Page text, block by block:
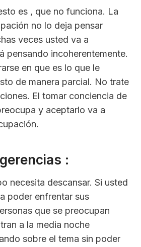
es , que no funciona. La
no lo deja pensar
veces usted va a
pensando incoherentemente.
en que es lo que le
de manera parcial. No trate
El tomar conciencia de
y aceptarlo va a
:
necesita descansar. Si usted
poder enfrentar sus
que se preocupan
a la media noche
sobre el tema sin poder